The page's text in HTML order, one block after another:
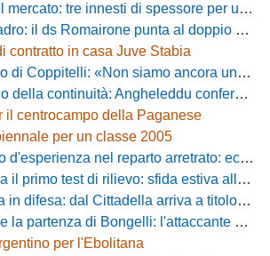
tre innesti di spessore per un attacco da sogni
punta al doppio colpo Baldan-Volpicelli
contratto in casa Juve Stabia
siamo ancora una squadra, ora serve tirare una riga!»
Angheleddu confermato in panchina, in attacco arriva Loru
il centrocampo della Paganese
per un classe 2005
nel reparto arretrato: ecco Orlando
di rilievo: sfida estiva allo Zecchini con il Grosseto
Cittadella arriva a titolo definitivo Riccardo Gatti
di Bongelli: l'attaccante passa in Serie D
per l'Ebolitana